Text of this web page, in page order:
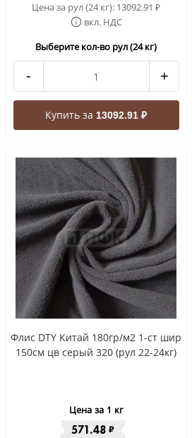
Цена за рул (24 кг): 13092.91₽
вкл. НДС
Выберите кол-во рул (24 кг)
- +
Купить за13092.91 ₽
Флис DTY Китай 180гр/м2 1-ст шир
150см цв серый 320 (рул 22-24кг)
Цена за 1 кг
571.48 ₽